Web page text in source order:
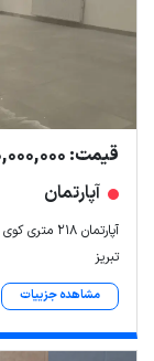
قیمت: 26,000,000,000 تومان
آپارتمان
آپارتمان ۲۱۸ متری کوی نصر(آذرآبادگان)
تبریز
مشاهده جزییات